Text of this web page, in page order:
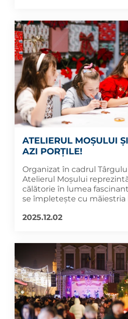
ATELIERUL MOȘULUI
AZI PORȚILE!
Organizat în cadrul
Atelierul Moșului
călătorie în lumea
se împletește cu
2025.12.02